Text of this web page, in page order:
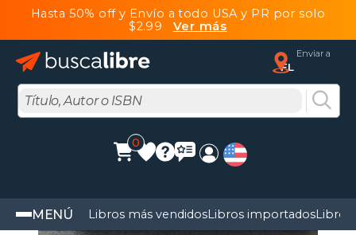
Hasta 50% off y Envío a todo USA y PR por solo
$2.99 Ver más
Enviar a
FL
0
MENÚ Libros más vendidosLibros importadosLibros